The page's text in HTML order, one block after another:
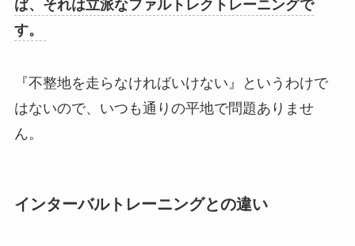
ば、それは立派なファルトレクトレーニングで
す。
『不整地を走らなければいけない』というわけで
はないので、いつも通りの平地で問題ありませ
ん。
インターバルトレーニングとの違い